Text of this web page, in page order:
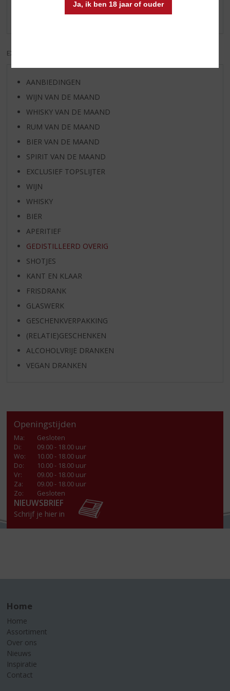
Ja, ik ben 18 jaar of ouder
Het is echt m'n favoriete borrel, iedere vond voor het
slapen gaan 2 glaasjes en u blijft gezond!
EXCL. BTW
AANBIEDINGEN
WIJN VAN DE MAAND
WHISKY VAN DE MAAND
RUM VAN DE MAAND
BIER VAN DE MAAND
SPIRIT VAN DE MAAND
EXCLUSIEF TOPSLIJTER
WIJN
WHISKY
BIER
APERITIEF
GEDISTILLEERD OVERIG
SHOTJES
KANT EN KLAAR
FRISDRANK
GLASWERK
GESCHENKVERPAKKING
(RELATIE)GESCHENKEN
ALCOHOLVRIJE DRANKEN
VEGAN DRANKEN
Openingstijden
Ma:
Gesloten
Di:
09.00 - 18.00 uur
Wo:
10.00 - 18.00 uur
Do:
10.00 - 18.00 uur
Vr:
09.00 - 18.00 uur
Za:
09.00 - 18.00 uur
Zo:
Gesloten
NIEUWSBRIEF
Schrijf je hier in
Home
Home
Assortiment
Over ons
Nieuws
Inspiratie
Contact